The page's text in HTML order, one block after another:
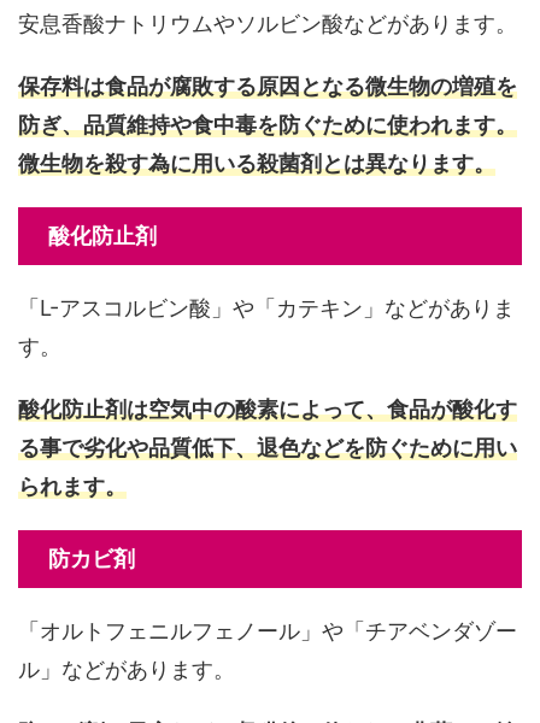
安息香酸ナトリウムやソルビン酸などがあります。
保存料は食品が腐敗する原因となる微生物の増殖を
防ぎ、品質維持や食中毒を防ぐために使われます。
微生物を殺す為に用いる殺菌剤とは異なります。
酸化防止剤
「L-アスコルビン酸」や「カテキン」などがありま
す。
酸化防止剤は空気中の酸素によって、食品が酸化す
る事で劣化や品質低下、退色などを防ぐために用い
られます。
防カビ剤
「オルトフェニルフェノール」や「チアベンダゾー
ル」などがあります。